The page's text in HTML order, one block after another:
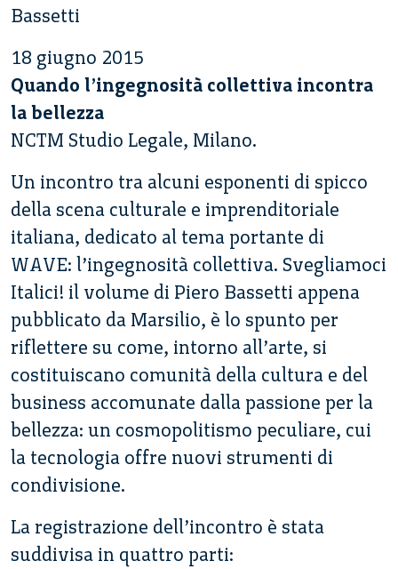
Bassetti
18 giugno 2015
Quando l’ingegnosità collettiva incontra
la bellezza
NCTM Studio Legale, Milano.
Un incontro tra alcuni esponenti di spicco
della scena culturale e imprenditoriale
italiana, dedicato al tema portante di
WAVE: l’ingegnosità collettiva. Svegliamoci
Italici! il volume di Piero Bassetti appena
pubblicato da Marsilio, è lo spunto per
riflettere su come, intorno all’arte, si
costituiscano comunità della cultura e del
business accomunate dalla passione per la
bellezza: un cosmopolitismo peculiare, cui
la tecnologia offre nuovi strumenti di
condivisione.
La registrazione dell’incontro è stata
suddivisa in quattro parti: